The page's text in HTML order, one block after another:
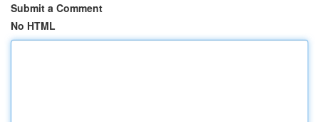
Submit a Comment
No HTML